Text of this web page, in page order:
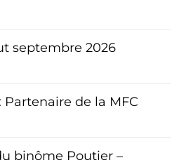
septembre 2026
Partenaire de la MFC
binôme Poutier –